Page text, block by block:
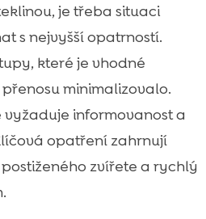
je třeba situaci
s nejvyšší opatrností.
které je vhodné
minimalizovalo.
informovanost a
opatření zahrnují
zvířete a rychlý